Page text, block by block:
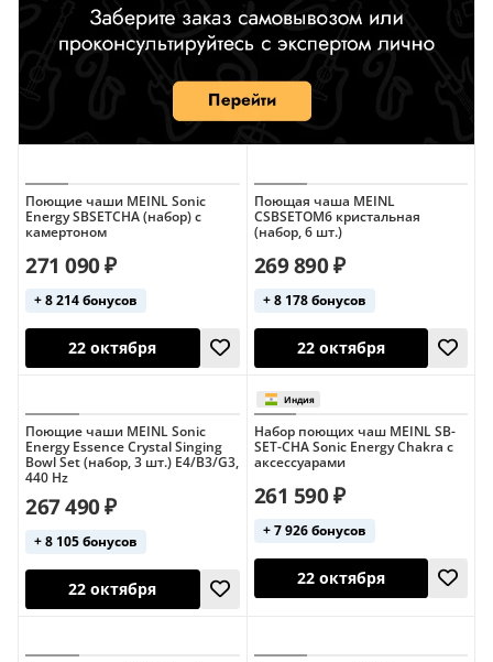
Поющие чаши MEINL Sonic
Energy SBSETCHA (набор) с
камертоном
271 090 ₽
+ 8 214 бонусов
22 октября
Поющая чаша MEINL
CSBSETOM6 кристальная
(набор, 6 шт.)
269 890 ₽
+ 8 178 бонусов
Поющие чаши MEINL Sonic
Energy Essence Crystal Singing
Bowl Set (набор, 3 шт.) E4/B3/G3,
440 Hz
267 490 ₽
+ 8 105 бонусов
Набор поющих чаш MEINL SB-
SET-CHA Sonic Energy Chakra с
аксессуарами
261 590 ₽
+ 7 926 бонусов